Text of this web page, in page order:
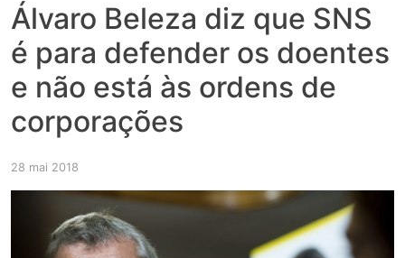
Álvaro Beleza diz que SNS
é para defender os doentes
e não está às ordens de
corporações
28 mai 2018